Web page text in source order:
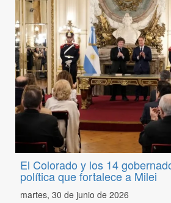
El Colorado y los 14
política que fortalece a Milei
martes, 30 de junio de 2026